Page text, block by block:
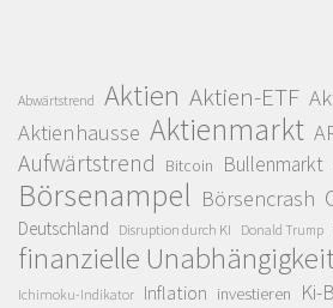
Abwärtstrend Aktien Aktien-ETF
Aktienhausse Aktienmarkt
Aufwärtstrend Bitcoin Bullenmarkt
Börsenampel Börsencrash
Deutschland Disruption durch KI Donald Trump
finanzielle
Ichimoku-Indikator Inflation investieren Ki-